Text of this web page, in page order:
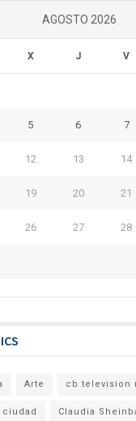
AGOSTO 2026
X J V
5 6 7
12 13 14
19 20 21
26 27 28
Arte cb television
ciudad Claudia